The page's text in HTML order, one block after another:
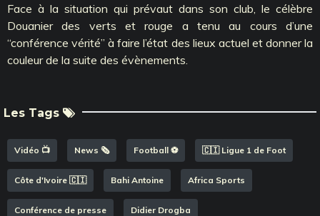
Face à la situation qui prévaut dans son club, le célèbre
Douanier des verts et rouge a tenu au cours d’une
‘‘conférence vérité’’ à faire l’état des lieux actuel et donner la
couleur de la suite des évènements.
Les Tags
Vidéo 📺 News 🗞️ Football ⚽️ 🇨🇮 Ligue 1 de Foot
Côte d'Ivoire 🇨🇮 Bahi Antoine Africa Sports
Conférence de presse Didier Drogba